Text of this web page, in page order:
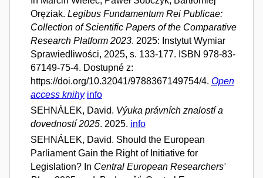
Oręziak. Legibus Fundamentum Rei Publicae:
Collection of Scientific Papers of the Comparative
Research Platform 2023. 2025: Instytut Wymiar
Sprawiedliwości, 2025, s. 133-177. ISBN 978-83-
67149-75-4. Dostupné z:
https://doi.org/10.32041/9788367149754/4. Open
access knihy info
SEHNÁLEK, David. Výuka právních znalostí a
dovedností 2025. 2025. info
SEHNÁLEK, David. Should the European
Parliament Gain the Right of Initiative for
Legislation? In Central European Researchers'